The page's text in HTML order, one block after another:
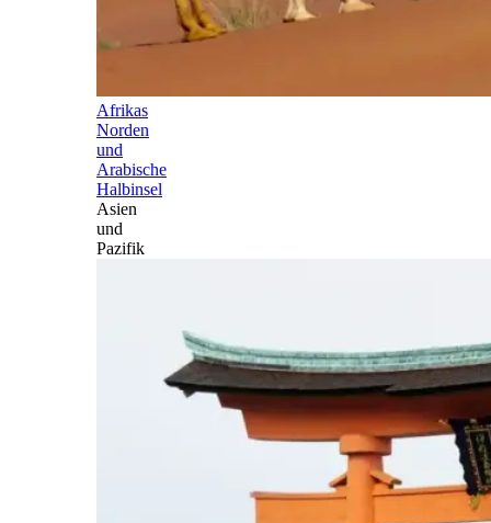
Afrikas
Norden
und
Arabische
Halbinsel
Asien
und
Pazifik